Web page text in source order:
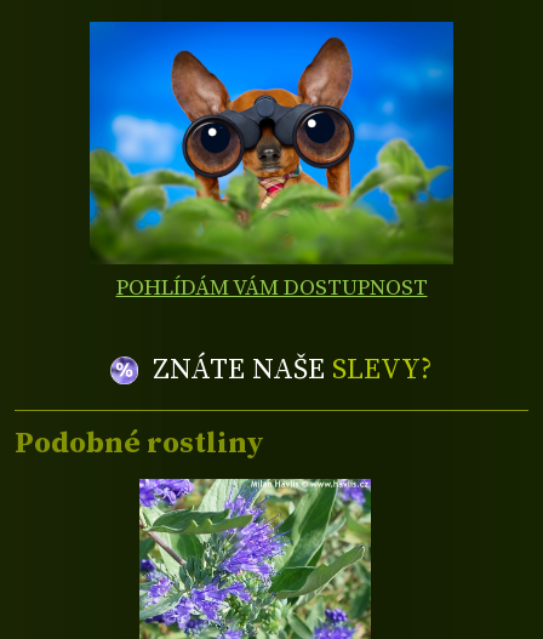
POHLÍDÁM VÁM DOSTUPNOST
ZNÁTE NAŠE SLEVY?
Podobné rostliny